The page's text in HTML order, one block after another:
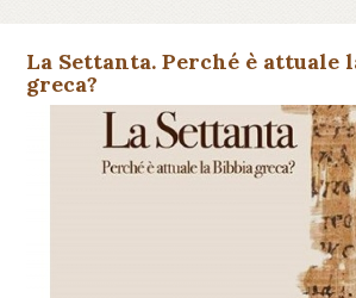
La Settanta. Perché è attuale
greca?